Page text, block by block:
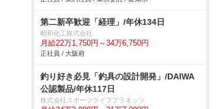
第二新卒歓迎「経理」/年休134日
昭和化工株式会社
月給22万1,750円～34万6,750円
正社員 / 大阪府
釣り好き必見「釣具の設計開発」/DAIWA
公認製品/年休117日
株式会社スポーツライフプラネッツ